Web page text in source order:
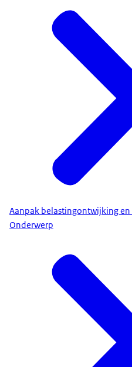
Aanpak belastingontwijking
Onderwerp